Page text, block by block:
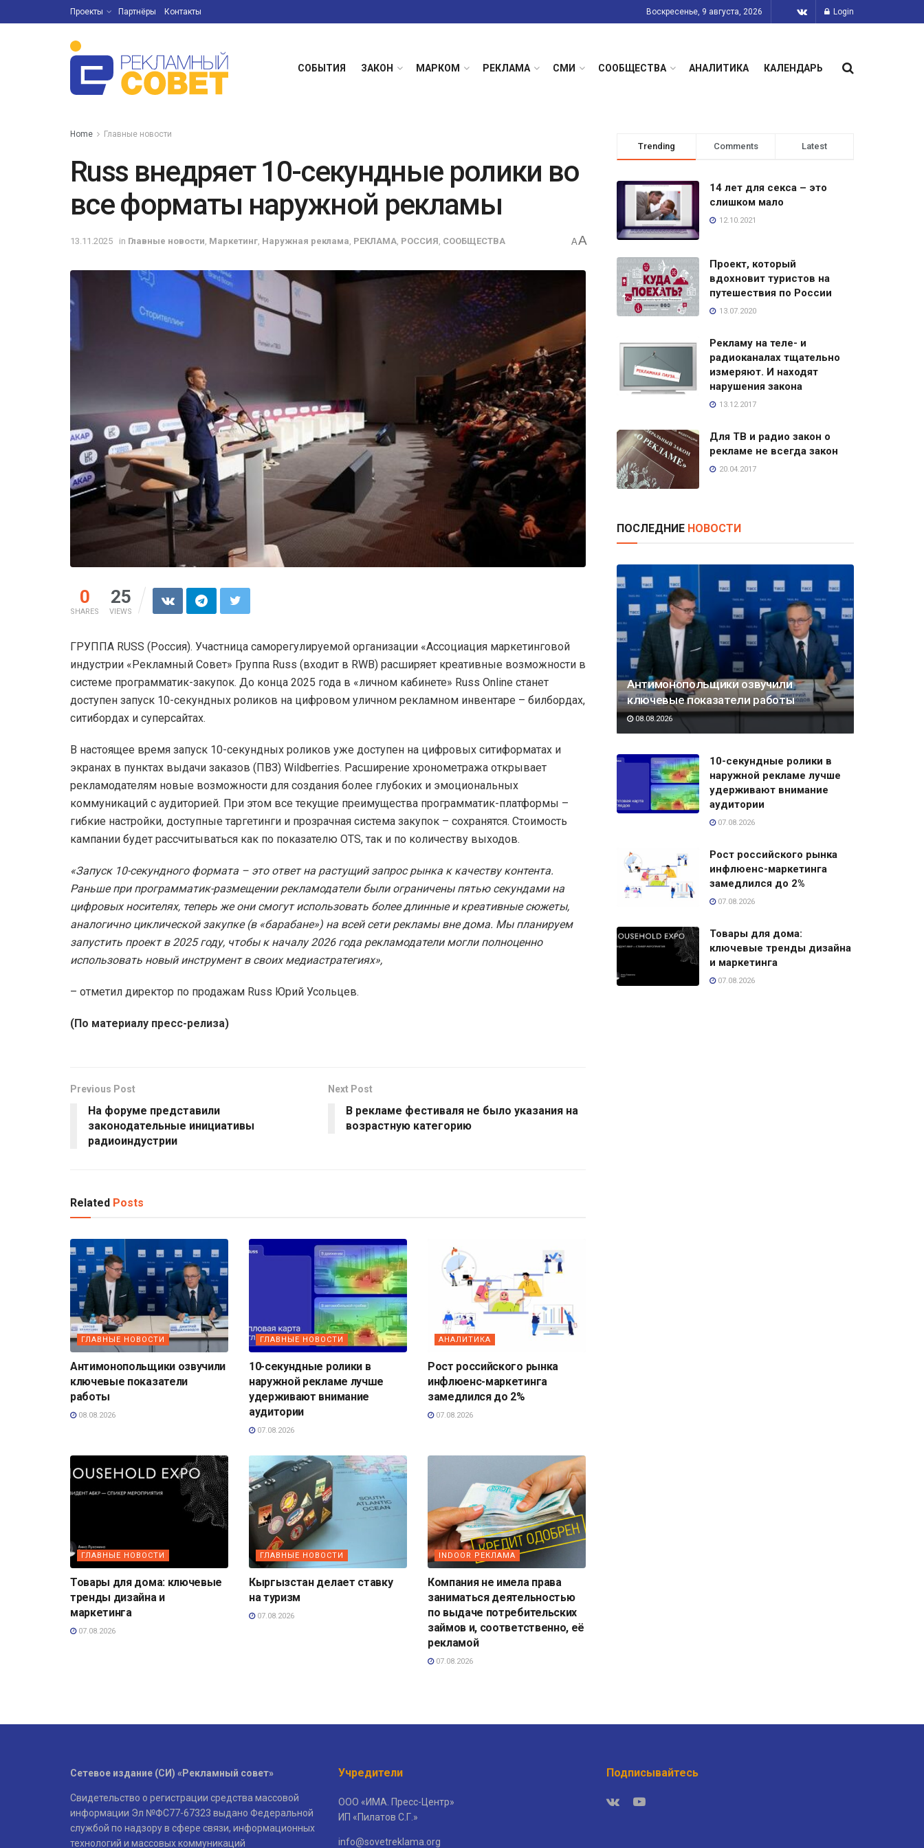
Проекты Партнёры Контакты Воскресенье, 9 августа, 2026 Login
СОБЫТИЯ ЗАКОН МАРКОМ РЕКЛАМА СМИ СООБЩЕСТВА АНАЛИТИКА КАЛЕНДАРЬ
Home Главные новости
Russ внедряет 10-секундные ролики во
все форматы наружной рекламы
13.11.2025 in Главные новости Маркетинг Наружная реклама РЕКЛАМА РОССИЯ СООБЩЕСТВА AA
0
SHARES
25
VIEWS
ГРУППА RUSS (Россия). Участница саморегулируемой организации «Ассоциация маркетинговой
индустрии «Рекламный Совет» Группа Russ (входит в RWB) расширяет креативные возможности в
системе программатик-закупок. До конца 2025 года в «личном кабинете» Russ Online станет
доступен запуск 10-секундных роликов на цифровом уличном рекламном инвентаре – билбордах,
ситибордах и суперсайтах.
В настоящее время запуск 10-секундных роликов уже доступен на цифровых ситиформатах и
экранах в пунктах выдачи заказов (ПВЗ) Wildberries. Расширение хронометража открывает
рекламодателям новые возможности для создания более глубоких и эмоциональных
коммуникаций с аудиторией. При этом все текущие преимущества программатик-платформы –
гибкие настройки, доступные таргетинги и прозрачная система закупок – сохранятся. Стоимость
кампании будет рассчитываться как по показателю OTS, так и по количеству выходов.
«Запуск 10-секундного формата – это ответ на растущий запрос рынка к качеству контента.
Раньше при программатик-размещении рекламодатели были ограничены пятью секундами на
цифровых носителях, теперь же они смогут использовать более длинные и креативные сюжеты,
аналогично циклической закупке (в «барабане») на всей сети рекламы вне дома. Мы планируем
запустить проект в 2025 году, чтобы к началу 2026 года рекламодатели могли полноценно
использовать новый инструмент в своих медиастратегиях»,
– отметил директор по продажам Russ Юрий Усольцев.
(По материалу пресс-релиза)
Previous Post
На форуме представили
законодательные инициативы
радиоиндустрии
Next Post
В рекламе фестиваля не было указания на
возрастную категорию
Related Posts
ГЛАВНЫЕ НОВОСТИ
Антимонопольщики озвучили
ключевые показатели
работы
08.08.2026
ГЛАВНЫЕ НОВОСТИ
10-секундные ролики в
наружной рекламе лучше
удерживают внимание
аудитории
07.08.2026
АНАЛИТИКА
Рост российского рынка
инфлюенс-маркетинга
замедлился до 2%
07.08.2026
ГЛАВНЫЕ НОВОСТИ
Товары для дома: ключевые
тренды дизайна и
маркетинга
07.08.2026
ГЛАВНЫЕ НОВОСТИ
Кыргызстан делает ставку
на туризм
07.08.2026
INDOOR РЕКЛАМА
Компания не имела права
заниматься деятельностью
по выдаче потребительских
займов и, соответственно, её
рекламой
07.08.2026
Trending Comments Latest
14 лет для секса – это
слишком мало
12.10.2021
Проект, который
вдохновит туристов на
путешествия по России
13.07.2020
Рекламу на теле- и
радиоканалах тщательно
измеряют. И находят
нарушения закона
13.12.2017
Для ТВ и радио закон о
рекламе не всегда закон
20.04.2017
ПОСЛЕДНИЕ НОВОСТИ
Антимонопольщики озвучили
ключевые показатели работы
08.08.2026
10-секундные ролики в
наружной рекламе лучше
удерживают внимание
аудитории
07.08.2026
Рост российского рынка
инфлюенс-маркетинга
замедлился до 2%
07.08.2026
Товары для дома:
ключевые тренды дизайна
и маркетинга
07.08.2026
Сетевое издание (СИ) «Рекламный совет»
Свидетельство о регистрации средства массовой
информации Эл №ФС77-67323 выдано Федеральной
службой по надзору в сфере связи, информационных
технологий и массовых коммуникаций
Учредители
ООО «ИМА. Пресс-Центр»
ИП «Пилатов С.Г.»
info@sovetreklama.org
Подписывайтесь